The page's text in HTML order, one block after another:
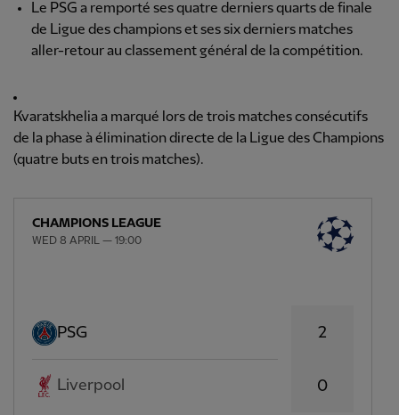
Le PSG a remporté ses quatre derniers quarts de finale
de Ligue des champions et ses six derniers matches
aller-retour au classement général de la compétition.
Kvaratskhelia a marqué lors de trois matches consécutifs
de la phase à élimination directe de la Ligue des Champions
(quatre buts en trois matches).
CHAMPIONS LEAGUE
WED 8 APRIL — 19:00
PSG
Liverpool
2
0